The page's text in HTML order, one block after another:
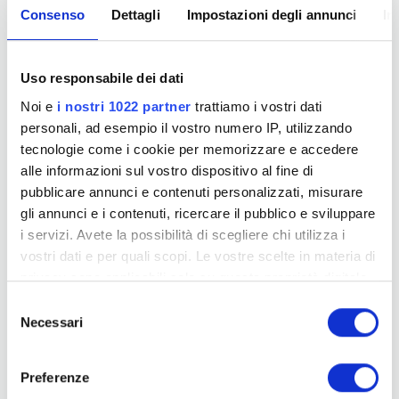
Consenso Dettagli Impostazioni degli annunci
Uso responsabile dei dati
Noi e i nostri 1022 partner trattiamo i vostri dati
personali, ad esempio il vostro numero IP, utilizzando
tecnologie come i cookie per memorizzare e accedere
alle informazioni sul vostro dispositivo al fine di
pubblicare annunci e contenuti personalizzati, misurare
gli annunci e i contenuti, ricercare il pubblico e sviluppare
i servizi. Avete la possibilità di scegliere chi utilizza i
vostri dati e per quali scopi. Le vostre scelte in materia di
privacy sono applicabili solo su questa proprietà digitale
modificare o revocare il proprio consenso in qualsiasi
momento dalla Dichiarazione sui cookie o facendo clic
Necessari
Preferenze
Millionaire Elite
Tiziano Benvenuti
MMO S.p.A.
Sede MMO
09:30 - 16:30
RISERVATO
24 Settembre